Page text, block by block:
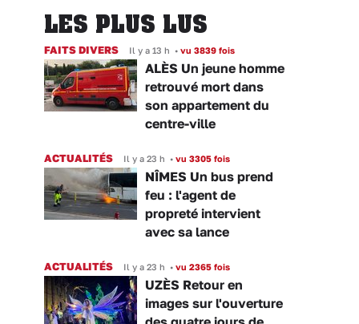
LES PLUS LUS
FAITS DIVERS Il y a 13 h • vu 3839 fois
ALÈS Un jeune homme
retrouvé mort dans
son appartement du
centre-ville
ACTUALITÉS Il y a 23 h • vu 3305 fois
NÎMES Un bus prend
feu : l'agent de
propreté intervient
avec sa lance
ACTUALITÉS Il y a 23 h • vu 2365 fois
UZÈS Retour en
images sur l'ouverture